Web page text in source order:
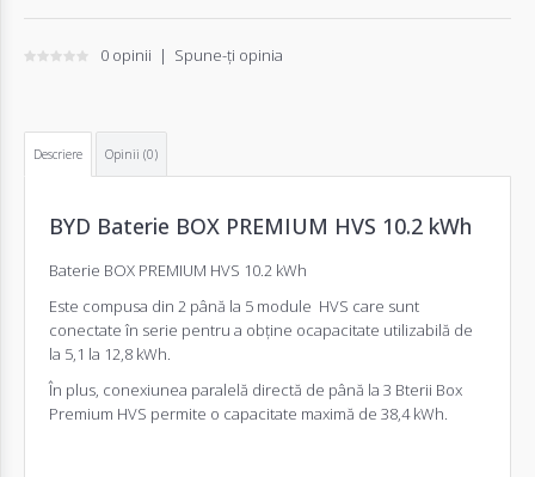
0 opinii | Spune-ţi opinia
Descriere Opinii (0)
BYD Baterie BOX PREMIUM HVS 10.2 kWh
Baterie BOX PREMIUM HVS 10.2 kWh
Este compusa din 2 până la 5 module HVS care sunt
conectate în serie pentru a obține ocapacitate utilizabilă de
la 5,1 la 12,8 kWh.
În plus, conexiunea paralelă directă de până la 3 Bterii Box
Premium HVS permite o capacitate maximă de 38,4 kWh.